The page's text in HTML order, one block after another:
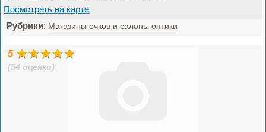
Посмотреть на карте
Рубрики: Магазины очков и салоны оптики
5
(54 оценки)